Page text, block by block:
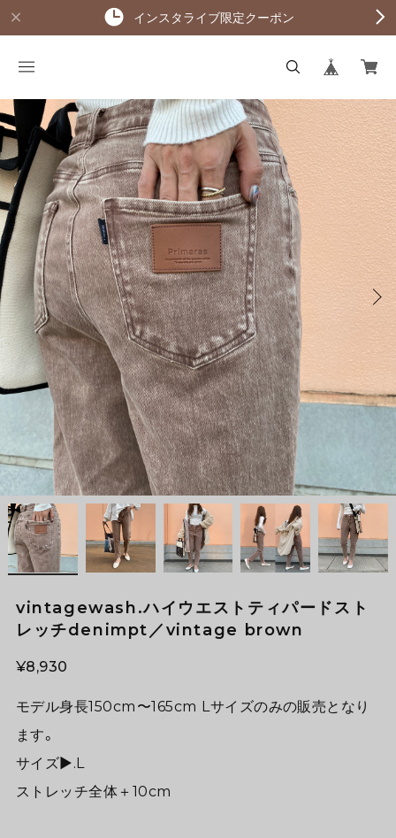
インスタライブ限定クーポン
vintagewash.ハイウエストティパードスト
レッチdenimpt／vintage brown
¥8,930
モデル身長150cm〜165cm Lサイズのみの販売となり
ます。
サイズ▶︎.L
ストレッチ全体＋10cm